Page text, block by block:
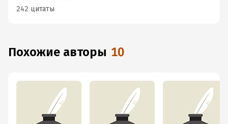
242 цитаты
Похожие авторы 10